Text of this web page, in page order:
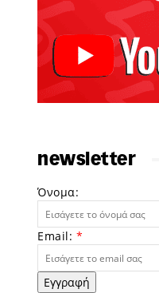
newsletter
Όνομα:
Email: *
Εγγραφή